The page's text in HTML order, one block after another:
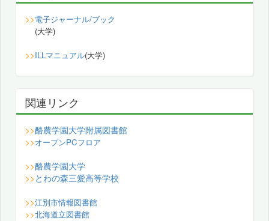
>>電子ジャーナル/ブック
(大学)
>>ILLマニュアル(大学)
関連リンク
>>酪農学園大学附属図書館
>>オープンPCフロア
>>酪農学園大学
>> とわの森三愛高等学校
>>江別市情報図書館
>>北海道立図書館